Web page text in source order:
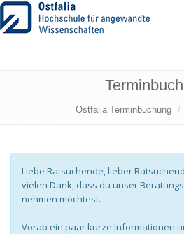
Ostfalia Terminbuchung
Liebe Ratsuchende, lieber
vielen Dank, dass du unser
nehmen möchtest.
Vorab ein paar kurze Informationen